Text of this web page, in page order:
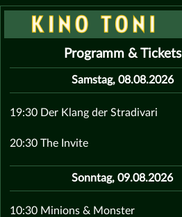
Programm & Tickets
Samstag, 08.08.2026
19:30 Der Klang der Stradivari
20:30 The Invite
Sonntag, 09.08.2026
10:30 Minions & Monster